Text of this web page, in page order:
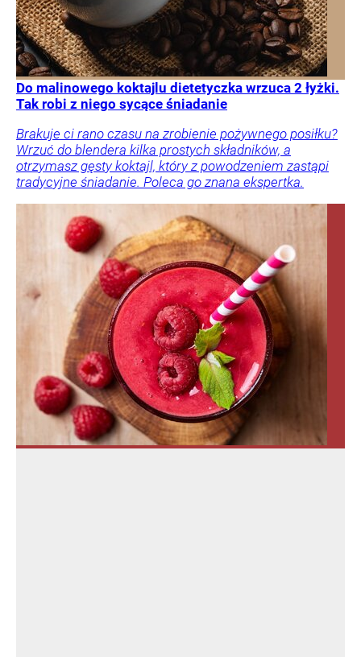
Do malinowego koktajlu dietetyczka wrzuca 2 łyżki.
Tak robi z niego sycące śniadanie
Brakuje ci rano czasu na zrobienie pożywnego posiłku?
Wrzuć do blendera kilka prostych składników, a
otrzymasz gęsty koktajl, który z powodzeniem zastąpi
tradycyjne śniadanie. Poleca go znana ekspertka.